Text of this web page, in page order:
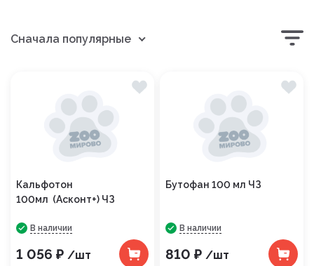
Сначала популярные
Кальфотон
100мл (Асконт+) ЧЗ
В наличии
1 056 ₽ /шт
Бутофан 100 мл ЧЗ
В наличии
810 ₽ /шт